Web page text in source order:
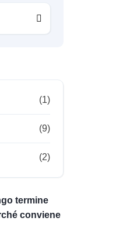
(1)
(9)
(2)
termine
conviene